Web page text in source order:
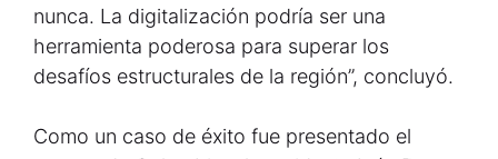
nunca. La digitalización podría ser una
herramienta poderosa para superar los
desafíos estructurales de la región”, concluyó.
Como un caso de éxito fue presentado el